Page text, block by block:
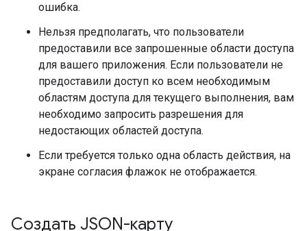
ошибка.
Нельзя предполагать, что пользователи
предоставили все запрошенные области доступа
для вашего приложения. Если пользователи не
предоставили доступ ко всем необходимым
областям доступа для текущего выполнения, вам
необходимо запросить разрешения для
недостающих областей доступа.
Если требуется только одна область действия, на
экране согласия флажок не отображается.
Создать JSON-карту